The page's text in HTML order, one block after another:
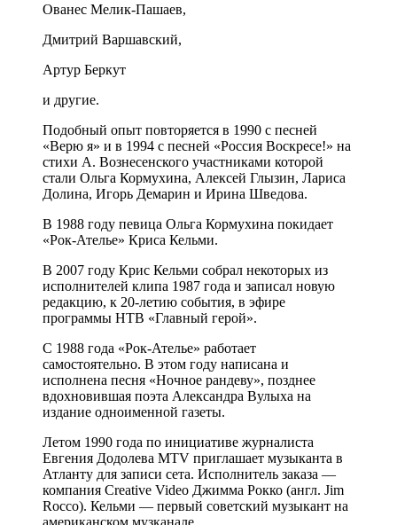
Ованес Мелик-Пашаев,
Дмитрий Варшавский,
Артур Беркут
и другие.
Подобный опыт повторяется в 1990 с песней
«Верю я» и в 1994 с песней «Россия Воскресе!» на
стихи А. Вознесенского участниками которой
стали Ольга Кормухина, Алексей Глызин, Лариса
Долина, Игорь Демарин и Ирина Шведова.
В 1988 году певица Ольга Кормухина покидает
«Рок-Ателье» Криса Кельми.
В 2007 году Крис Кельми собрал некоторых из
исполнителей клипа 1987 года и записал новую
редакцию, к 20-летию события, в эфире
программы НТВ «Главный герой».
С 1988 года «Рок-Ателье» работает
самостоятельно. В этом году написана и
исполнена песня «Ночное рандеву», позднее
вдохновившая поэта Александра Вулыха на
издание одноименной газеты.
Летом 1990 года по инициативе журналиста
Евгения Додолева MTV приглашает музыканта в
Атланту для записи сета. Исполнитель заказа —
компания Creative Video Джимма Рокко (англ. Jim
Rocco). Кельми — первый советский музыкант на
американском музканале.